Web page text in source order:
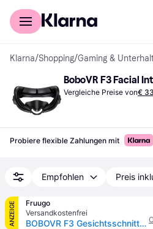
Für Shopper
Klarna/Shopping/Gaming &
BoboVR F3 Facial
Vergleiche Preise von€
Probiere flexible Zahlungen mit
Empfohlen Preis
ANZEIGE
Fruugo
Versandkostenfrei
BOBOVR F3 Gesichtsschnittstellen-Abdeckungspad, kompatibel mit Quest 3 VR-Zubehör mit 3-Kanal-Belüftung, einstellbarem Sichtfeld